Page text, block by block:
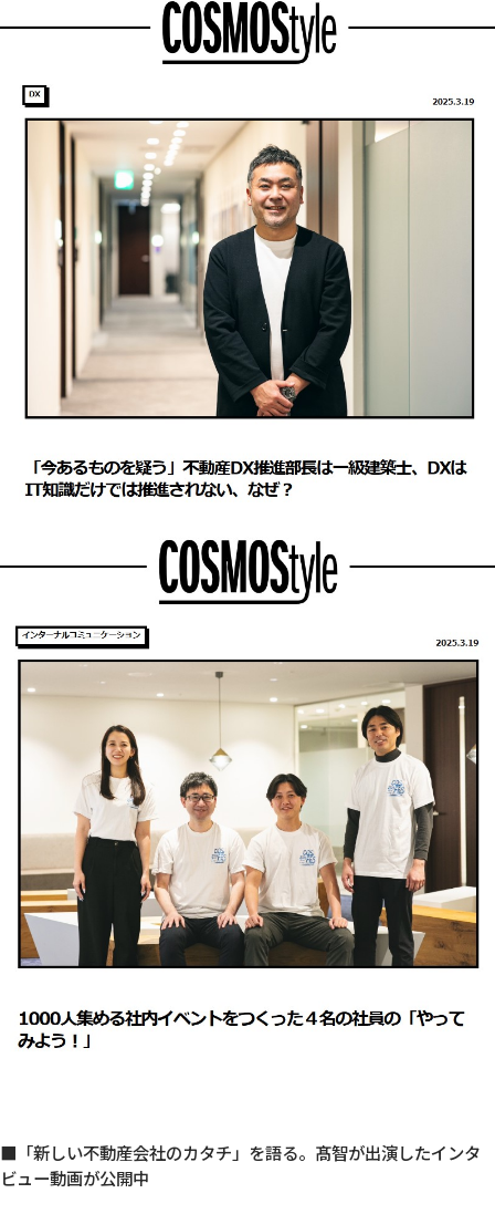
■「新しい不動産会社のカタチ」を語る。髙智が出演したインタ
ビュー動画が公開中